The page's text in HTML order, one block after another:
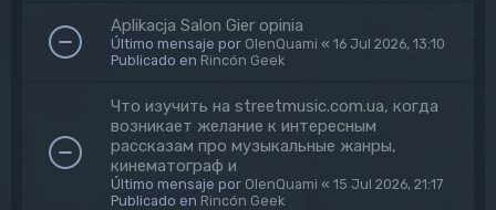
Aplikacja Salon Gier opinia
Último mensaje por OlenQuami « 16 Jul 2026, 13:10
Publicado en Rincón Geek
Что изучить на streetmusic.com.ua, когда
возникает желание к интересным
рассказам про музыкальные жанры,
кинематограф и
Último mensaje por OlenQuami « 15 Jul 2026, 21:17
Publicado en Rincón Geek